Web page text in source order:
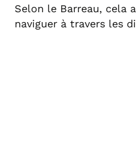
Selon le Barreau, cela
naviguer à travers les